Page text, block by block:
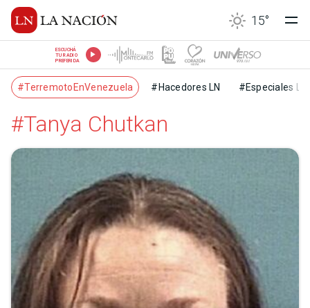
15°
ESCUCHÁ
TU RADIO
PREFERIDA
#TerremotoEnVenezuela #Hacedores LN #Especiales LN
#Tanya Chutkan